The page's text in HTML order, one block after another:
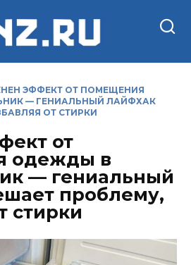
ЭФФЕКТ ОТ ПОМЕЩЕНИЯ
— ГЕНИАЛЬНЫЙ ЛАЙФХАК
ОТ СТИРКИ
от
одежды в
— гениальный
проблему,
стирки